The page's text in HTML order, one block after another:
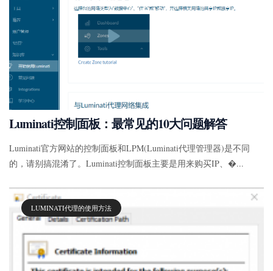
Luminati控制面板：最常见的10大问题解答
Luminati官方网站的控制面板和LPM(Luminati代理管理器)是不同
的，请别搞混淆了。Luminati控制面板主要是用来购买IP、�...
LUMINATI代理的使用方法